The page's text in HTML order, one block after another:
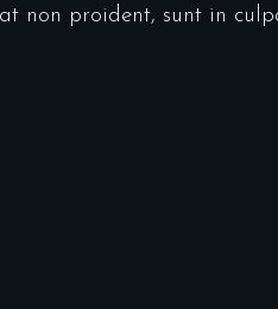
non proident, sunt in